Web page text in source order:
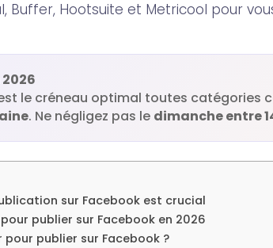
Buffer, Hootsuite et Metricool pour
le créneau optimal toutes catégories
. Ne négligez pas le dimanche entre
sur Facebook est crucial
publier sur Facebook en 2026
pour publier sur Facebook ?